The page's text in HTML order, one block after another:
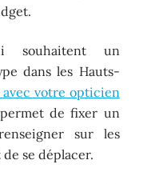
souhaitent un
dans les Hauts-
votre opticien
permet de fixer un
sur les
se déplacer.